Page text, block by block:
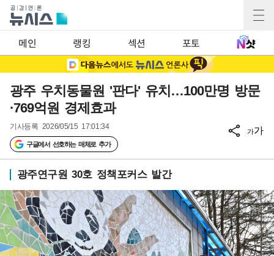
메인 랭킹 섹션 포토
광주 우치동물원 '판다' 유치…100만명 방문
·769억원 경제효과
기사등록 2026/05/15 17:01:34
구글에서 선호하는 매체로 추가
가가
광주연구원 30호 정책포커스 발간